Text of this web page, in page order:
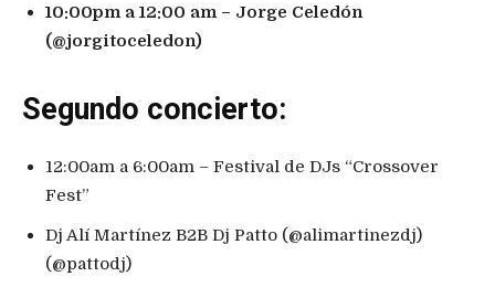
10:00pm a 12:00 am – Jorge Celedón
(@jorgitoceledon)
Segundo concierto:
12:00am a 6:00am – Festival de DJs “Crossover
Fest”
Dj Alí Martínez B2B Dj Patto (@alimartinezdj)
(@pattodj)